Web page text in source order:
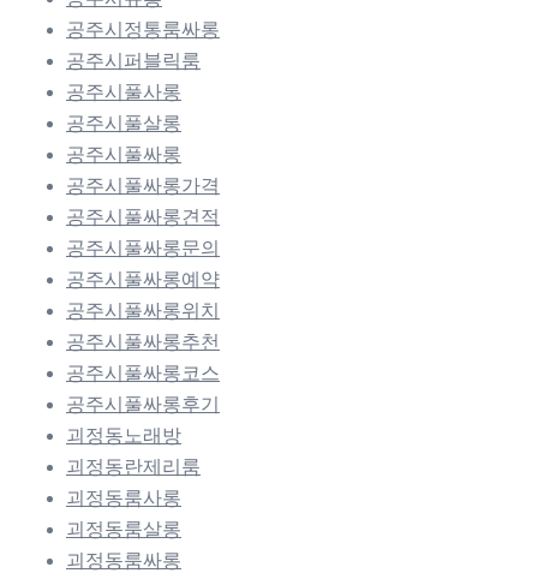
공주시정통룸싸롱
공주시퍼블릭룸
공주시풀사롱
공주시풀살롱
공주시풀싸롱
공주시풀싸롱가격
공주시풀싸롱견적
공주시풀싸롱문의
공주시풀싸롱예약
공주시풀싸롱위치
공주시풀싸롱추천
공주시풀싸롱코스
공주시풀싸롱후기
괴정동노래방
괴정동란제리룸
괴정동룸사롱
괴정동룸살롱
괴정동룸싸롱